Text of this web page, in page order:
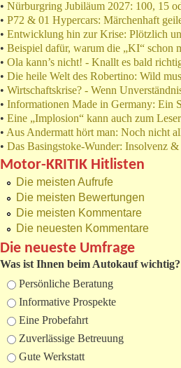
• Nürburgring Jubiläum 2027: 100, 15
• P72 & 01 Hypercars: Märchenhaft
• Entwicklung hin zur Krise: Plötzlich
• Beispiel dafür, warum die „KI“ schon
• Ola kann’s nicht! - Knallt es bald
• Die heile Welt des Robertino: Wild
• Wirtschaftskrise? - Wenn
• Informationen Made in Germany: Ein
• Eine „Implosion“ kann auch zum
• Aus Andermatt hört man: Noch nicht
• Das Basingstoke-Wunder: Insolvenz
Motor-KRITIK Hitlisten
Die meisten Aufrufe
Die meisten Bewertungen
Die meisten Kommentare
Die neuesten Kommentare
Die neueste Umfrage
Was ist Ihnen beim Autokauf wichtig?
Auswahlmöglichkeiten
Persönliche Beratung
Informative Prospekte
Eine Probefahrt
Zuverlässige Betreuung
Gute Werkstatt